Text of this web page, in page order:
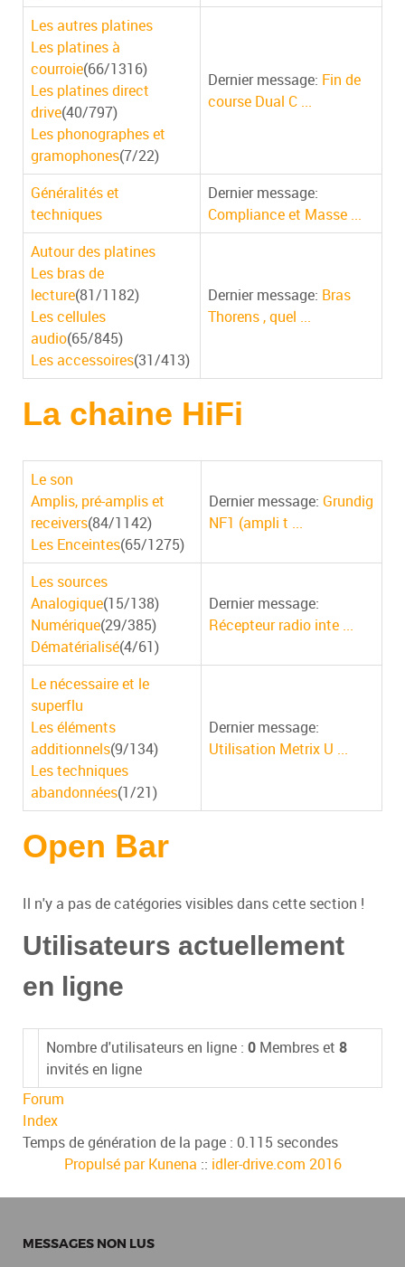
Les autres platines
Les platines à
courroie(66/1316)
Les platines direct
drive(40/797)
Les phonographes et
gramophones(7/22)
Dernier message: Fin de
course Dual C ...
Généralités et
techniques
Dernier message:
Compliance et Masse ...
Autour des platines
Les bras de
lecture(81/1182)
Les cellules
audio(65/845)
Les accessoires(31/413)
Dernier message: Bras
Thorens , quel ...
La chaine HiFi
Le son
Amplis, pré-amplis et
receivers(84/1142)
Les Enceintes(65/1275)
Dernier message: Grundig
NF1 (ampli t ...
Les sources
Analogique(15/138)
Numérique(29/385)
Dématérialisé(4/61)
Dernier message:
Récepteur radio inte ...
Le nécessaire et le
superflu
Les éléments
additionnels(9/134)
Les techniques
abandonnées(1/21)
Dernier message:
Utilisation Metrix U ...
Open Bar
Il n'y a pas de catégories visibles dans cette section !
Utilisateurs actuellement
en ligne
Nombre d'utilisateurs en ligne : 0 Membres et 8
invités en ligne
Forum
Index
Temps de génération de la page : 0.115 secondes
Propulsé parKunena :: idler-drive.com 2016
MESSAGES NON LUS